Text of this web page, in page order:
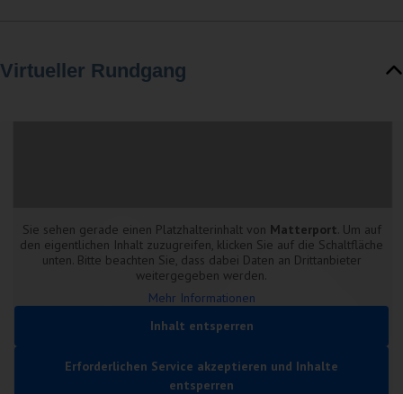
Virtueller Rundgang
Sie sehen gerade einen Platzhalterinhalt von Matterport. Um auf
den eigentlichen Inhalt zuzugreifen, klicken Sie auf die Schaltfläche
unten. Bitte beachten Sie, dass dabei Daten an Drittanbieter
weitergegeben werden.
Mehr Informationen
Inhalt entsperren
Erforderlichen Service akzeptieren und Inhalte
entsperren